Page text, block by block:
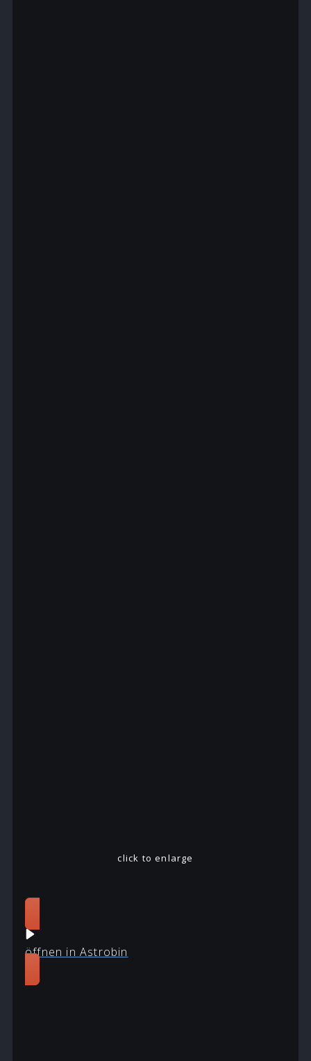
click to enlarge
öffnen in Astrobin